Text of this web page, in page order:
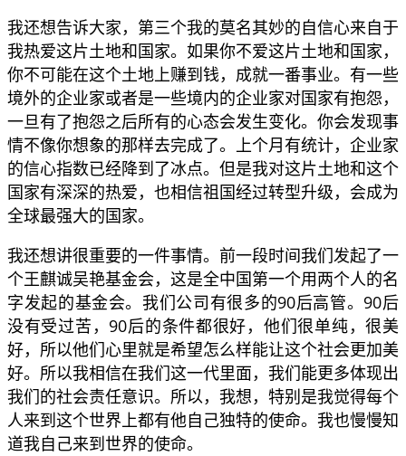
我还想告诉大家，第三个我的莫名其妙的自信心来自于
我热爱这片土地和国家。如果你不爱这片土地和国家，
你不可能在这个土地上赚到钱，成就一番事业。有一些
境外的企业家或者是一些境内的企业家对国家有抱怨，
一旦有了抱怨之后所有的心态会发生变化。你会发现事
情不像你想象的那样去完成了。上个月有统计，企业家
的信心指数已经降到了冰点。但是我对这片土地和这个
国家有深深的热爱，也相信祖国经过转型升级，会成为
全球最强大的国家。
我还想讲很重要的一件事情。前一段时间我们发起了一
个王麒诚吴艳基金会，这是全中国第一个用两个人的名
字发起的基金会。我们公司有很多的90后高管。90后
没有受过苦，90后的条件都很好，他们很单纯，很美
好，所以他们心里就是希望怎么样能让这个社会更加美
好。所以我相信在我们这一代里面，我们能更多体现出
我们的社会责任意识。所以，我想，特别是我觉得每个
人来到这个世界上都有他自己独特的使命。我也慢慢知
道我自己来到世界的使命。